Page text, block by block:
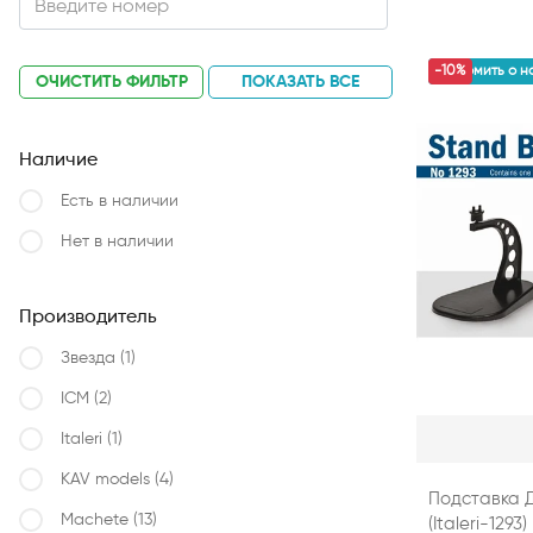
уведомить о
-10%
Подставка
(Italeri-1293)
ОЧИСТИТЬ ФИЛЬТР ПОКАЗАТЬ ВСЕ
Наличие
Есть в наличии
Нет в наличии
Производитель
Звезда (1)
ICM (2)
Italeri (1)
KAV models (4)
Machete (13)